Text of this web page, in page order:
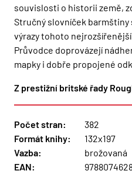
souvislosti o historii země,
Stručný slovníček barmštiny
výrazy tohoto
Průvodce doprovázejí
mapky i dobře propojené
Z prestižní britské řady
Počet stran:
382
Formát knihy:
132x197
Vazba:
brožovaná
EAN: